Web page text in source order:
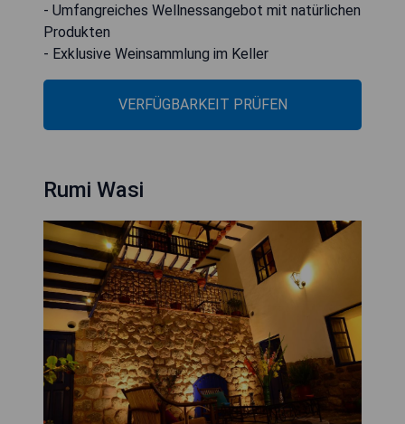
- Umfangreiches Wellnessangebot mit natürlichen
Produkten
- Exklusive Weinsammlung im Keller
VERFÜGBARKEIT PRÜFEN
Rumi Wasi